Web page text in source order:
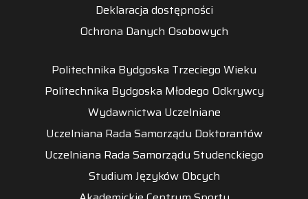
Deklaracja dostępności
Ochrona Danych Osobowych
Politechnika Bydgoska Trzeciego Wieku
Politechnika Bydgoska Młodego Odkrywcy
Wydawnictwa Uczelniane
Uczelniana Rada Samorządu Doktorantów
Uczelniana Rada Samorządu Studenckiego
Studium Języków Obcych